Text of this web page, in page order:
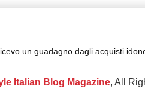
un guadagno dagli acquisti
Italian Blog Magazine, All